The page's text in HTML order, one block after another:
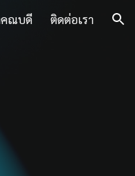
คณบดี ติดต่อเรา